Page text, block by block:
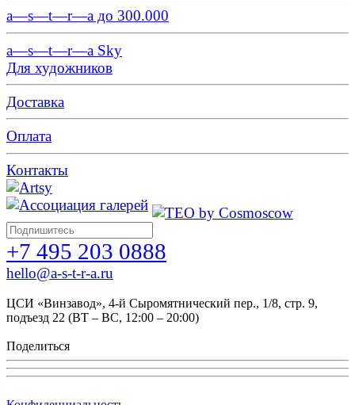
a—s—t—r—a до 300.000
a—s—t—r—a Sky
Для художников
Доставка
Оплата
Контакты
+7 495 203 0888
hello@a-s-t-r-a.ru
ЦСИ «Винзавод», 4-й Сыромятнический пер., 1/8, стр. 9,
подъезд 22 (ВТ – ВС, 12:00 – 20:00)
Поделиться